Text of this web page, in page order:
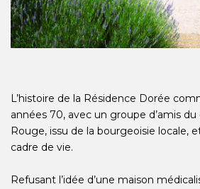
L’histoire de la Résidence Dorée
années 70, avec un groupe d’amis
Rouge, issu de la bourgeoisie locale,
cadre de vie.
Refusant l’idée d’une maison